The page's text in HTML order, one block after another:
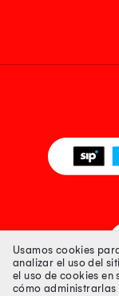
Usamos cookies
analizar el uso del
el uso de cookies
cómo administrarlas